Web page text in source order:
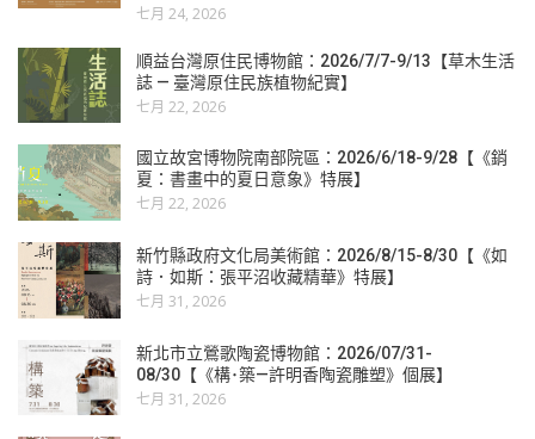
七月 24, 2026
順益台灣原住民博物館：2026/7/7-9/13【草木生活
誌 — 臺灣原住民族植物紀實】
七月 22, 2026
國立故宮博物院南部院區：2026/6/18-9/28【《銷
夏：書畫中的夏日意象》特展】
七月 22, 2026
新竹縣政府文化局美術館：2026/8/15-8/30【《如
詩．如斯：張平沼收藏精華》特展】
七月 31, 2026
新北市立鶯歌陶瓷博物館：2026/07/31-
08/30【《構･築—許明香陶瓷雕塑》個展】
七月 31, 2026